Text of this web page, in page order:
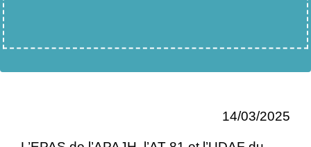
14/03/2025